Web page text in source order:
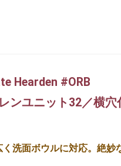
Hearden #ORB
ユニット32／横穴
洗面ボウルに対応。絶妙